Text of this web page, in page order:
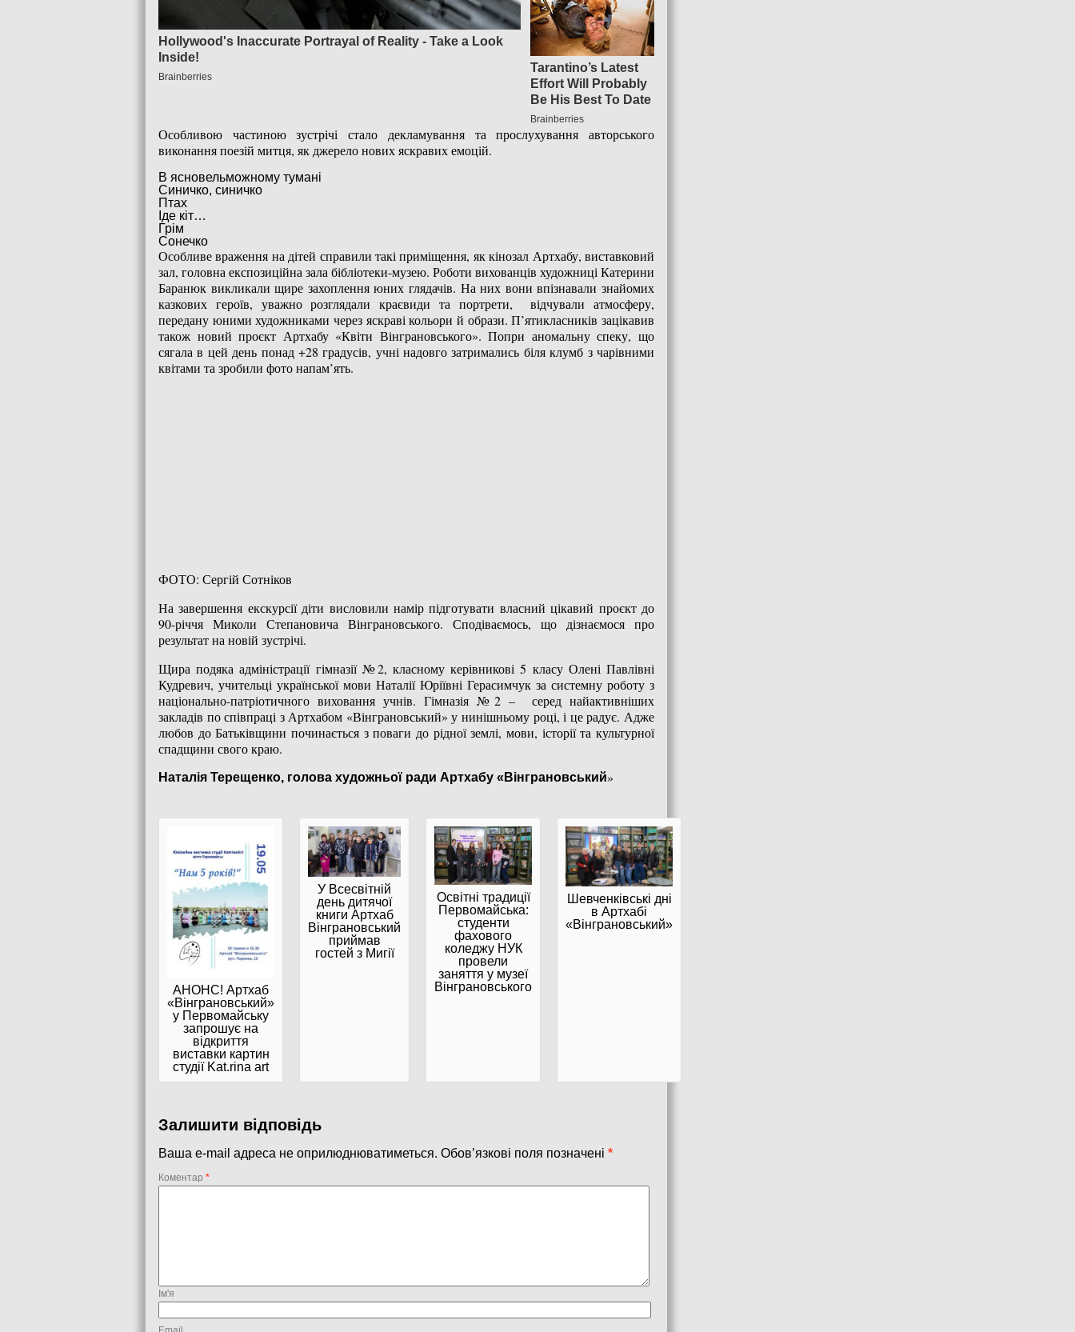
Особливою частиною зустрічі стало декламування та прослухування авторського
виконання поезій митця, як джерело нових яскравих емоцій.
В ясновельможному тумані
Синичко, синичко
Птах
Іде кіт…
Грім
Сонечко
Особливе враження на дітей справили такі приміщення, як кінозал Артхабу, виставковий
зал, головна експозиційна зала бібліотеки-музею. Роботи вихованців художниці Катерини
Баранюк викликали щире захоплення юних глядачів. На них вони впізнавали знайомих
казкових героїв, уважно розглядали краєвиди та портрети, відчували атмосферу,
передану юними художниками через яскраві кольори й образи. П’ятикласників зацікавив
також новий проєкт Артхабу «Квіти Вінграновського». Попри аномальну спеку, що
сягала в цей день понад +28 градусів, учні надовго затримались біля клумб з чарівними
квітами та зробили фото напам’ять.
ФОТО: Сергій Сотніков
На завершення екскурсії діти висловили намір підготувати власний цікавий проєкт до
90-річчя Миколи Степановича Вінграновського. Сподіваємось, що дізнаємося про
результат на новій зустрічі.
Щира подяка адміністрації гімназії №2, класному керівникові 5 класу Олені Павлівні
Кудревич, учительці української мови Наталії Юріївні Герасимчук за системну роботу з
національно-патріотичного виховання учнів. Гімназія №2 – серед найактивніших
закладів по співпраці з Артхабом «Вінграновський» у нинішньому році, і це радує. Адже
любов до Батьківщини починається з поваги до рідної землі, мови, історії та культурної
спадщини свого краю.
Наталія Терещенко, голова художньої ради Артхабу «Вінграновський»
АНОНС! Артхаб
«Вінграновський»
у Первомайську
запрошує на
відкриття
виставки картин
студії Kat.rina art
У Всесвітній
день дитячої
книги Артхаб
Вінграновський
приймав
гостей з Мигії
Освітні традиції
Первомайська:
студенти
фахового
коледжу НУК
провели
заняття у музеї
Вінграновського
Шевченківські дні
в Артхабі
«Вінграновський»
Залишити відповідь
Ваша e-mail адреса не оприлюднюватиметься. Обов’язкові поля позначені *
Коментар *
Ім'я